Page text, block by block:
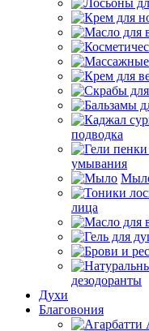
подводка
умывания
лица
дезодоранты
Духи
Благовония